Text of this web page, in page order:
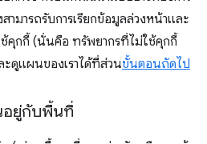
ามารถรับการเรียกข้อมูลล่วงหน้าและ
ช้คุกกี้ (นั่นคือ ทรัพยากรที่ไม่ใช้คุกกี้
ดูแผนของเราได้ที่ส่วนขั้นตอนถัดไป
อยู่กับพื้นที่